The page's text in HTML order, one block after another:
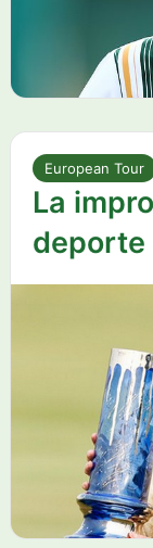
European Tour
La
deporte